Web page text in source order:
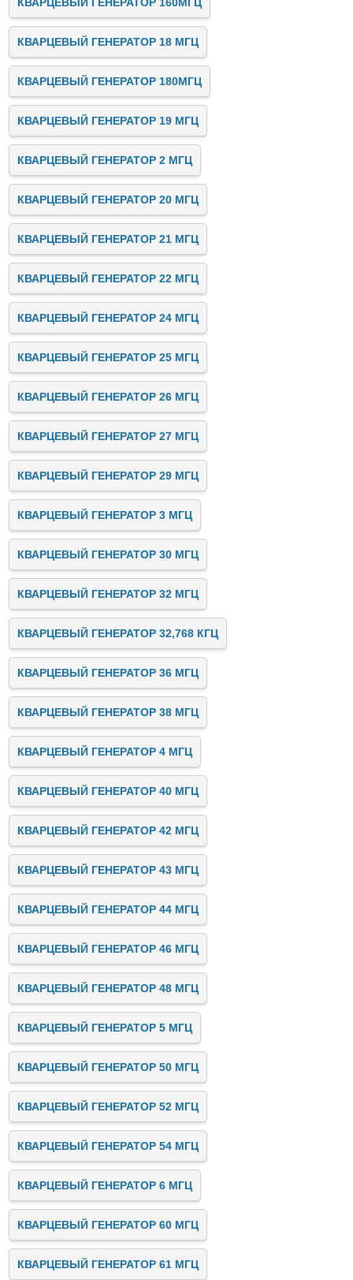
КВАРЦЕВЫЙ ГЕНЕРАТОР 18 МГЦ
КВАРЦЕВЫЙ ГЕНЕРАТОР 180МГЦ
КВАРЦЕВЫЙ ГЕНЕРАТОР 19 МГЦ
КВАРЦЕВЫЙ ГЕНЕРАТОР 2 МГЦ
КВАРЦЕВЫЙ ГЕНЕРАТОР 20 МГЦ
КВАРЦЕВЫЙ ГЕНЕРАТОР 21 МГЦ
КВАРЦЕВЫЙ ГЕНЕРАТОР 22 МГЦ
КВАРЦЕВЫЙ ГЕНЕРАТОР 24 МГЦ
КВАРЦЕВЫЙ ГЕНЕРАТОР 25 МГЦ
КВАРЦЕВЫЙ ГЕНЕРАТОР 26 МГЦ
КВАРЦЕВЫЙ ГЕНЕРАТОР 27 МГЦ
КВАРЦЕВЫЙ ГЕНЕРАТОР 29 МГЦ
КВАРЦЕВЫЙ ГЕНЕРАТОР 3 МГЦ
КВАРЦЕВЫЙ ГЕНЕРАТОР 30 МГЦ
КВАРЦЕВЫЙ ГЕНЕРАТОР 32 МГЦ
КВАРЦЕВЫЙ ГЕНЕРАТОР 32,768 КГЦ
КВАРЦЕВЫЙ ГЕНЕРАТОР 36 МГЦ
КВАРЦЕВЫЙ ГЕНЕРАТОР 38 МГЦ
КВАРЦЕВЫЙ ГЕНЕРАТОР 4 МГЦ
КВАРЦЕВЫЙ ГЕНЕРАТОР 40 МГЦ
КВАРЦЕВЫЙ ГЕНЕРАТОР 42 МГЦ
КВАРЦЕВЫЙ ГЕНЕРАТОР 43 МГЦ
КВАРЦЕВЫЙ ГЕНЕРАТОР 44 МГЦ
КВАРЦЕВЫЙ ГЕНЕРАТОР 46 МГЦ
КВАРЦЕВЫЙ ГЕНЕРАТОР 48 МГЦ
КВАРЦЕВЫЙ ГЕНЕРАТОР 5 МГЦ
КВАРЦЕВЫЙ ГЕНЕРАТОР 50 МГЦ
КВАРЦЕВЫЙ ГЕНЕРАТОР 52 МГЦ
КВАРЦЕВЫЙ ГЕНЕРАТОР 54 МГЦ
КВАРЦЕВЫЙ ГЕНЕРАТОР 6 МГЦ
КВАРЦЕВЫЙ ГЕНЕРАТОР 60 МГЦ
КВАРЦЕВЫЙ ГЕНЕРАТОР 61 МГЦ